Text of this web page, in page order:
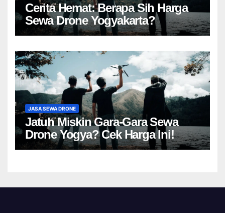
Cerita Hemat: Berapa Sih Harga
Sewa Drone Yogyakarta?
JASA SEWA DRONE
Jatuh Miskin Gara-Gara Sewa
Drone Yogya? Cek Harga Ini!